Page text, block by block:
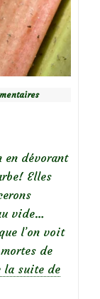
en dévorant
Elles
vide…
l’on voit
de
la suite deà